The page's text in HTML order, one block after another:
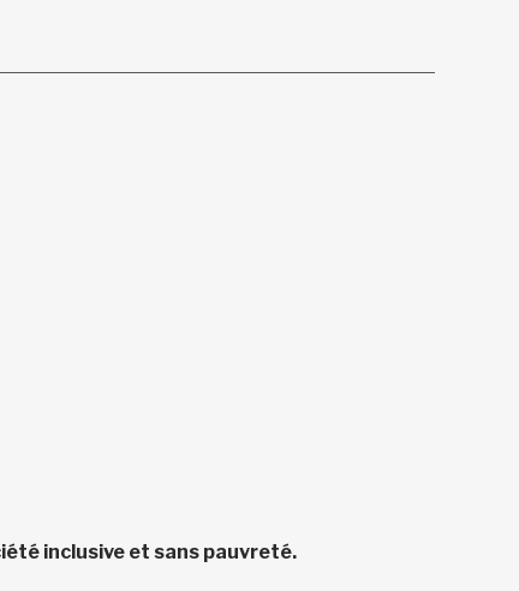
inclusive et sans pauvreté.